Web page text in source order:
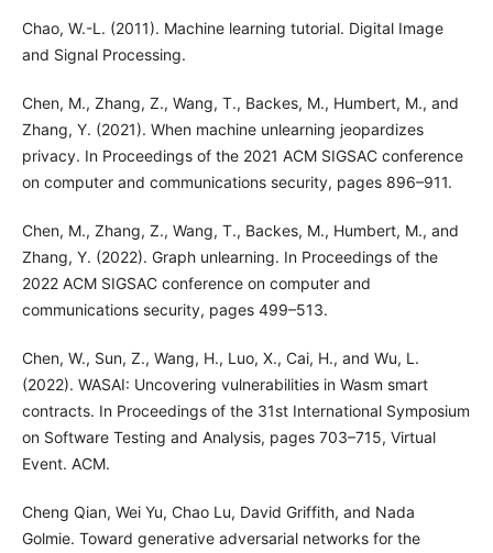
Chao, W.-L. (2011). Machine learning tutorial. Digital Image
and Signal Processing.
Chen, M., Zhang, Z., Wang, T., Backes, M., Humbert, M., and
Zhang, Y. (2021). When machine unlearning jeopardizes
privacy. In Proceedings of the 2021 ACM SIGSAC conference
on computer and communications security, pages 896–911.
Chen, M., Zhang, Z., Wang, T., Backes, M., Humbert, M., and
Zhang, Y. (2022). Graph unlearning. In Proceedings of the
2022 ACM SIGSAC conference on computer and
communications security, pages 499–513.
Chen, W., Sun, Z., Wang, H., Luo, X., Cai, H., and Wu, L.
(2022). WASAI: Uncovering vulnerabilities in Wasm smart
contracts. In Proceedings of the 31st International Symposium
on Software Testing and Analysis, pages 703–715, Virtual
Event. ACM.
Cheng Qian, Wei Yu, Chao Lu, David Griffith, and Nada
Golmie. Toward generative adversarial networks for the